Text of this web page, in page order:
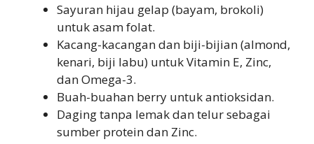
Sayuran hijau gelap (bayam, brokoli)
untuk asam folat.
Kacang-kacangan dan biji-bijian (almond,
kenari, biji labu) untuk Vitamin E, Zinc,
dan Omega-3.
Buah-buahan berry untuk antioksidan.
Daging tanpa lemak dan telur sebagai
sumber protein dan Zinc.